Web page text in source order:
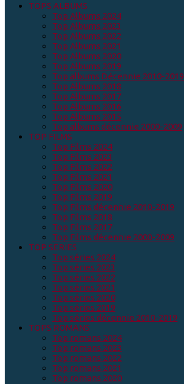
TOPS ALBUMS
Top Albums 2024
Top Albums 2023
Top Albums 2022
Top Albums 2021
Top Albums 2020
Top Albums 2019
Top albums Décennie 2010-2019
Top Albums 2018
Top Albums 2017
Top Albums 2016
Top Albums 2015
Top albums décennie 2000-2009
TOP FILMS
Top Films 2024
Top Films 2023
Top Films 2022
Top Films 2021
Top Films 2020
Top Films 2019
Top Films décennie 2010-2019
Top Films 2018
Top Films 2017
Top Films décennie 2000-2009
TOP SERIES
Top séries 2024
Top séries 2023
Top séries 2022
Top séries 2021
Top séries 2020
Top séries 2019
Top séries décennie 2010-2019
TOPS ROMANS
Top romans 2024
Top romans 2023
Top romans 2022
Top romans 2021
Top romans 2020